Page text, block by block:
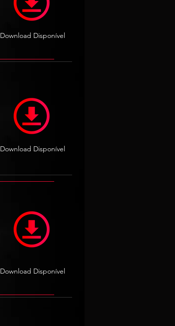
Download Disponível
Download Disponível
Download Disponível